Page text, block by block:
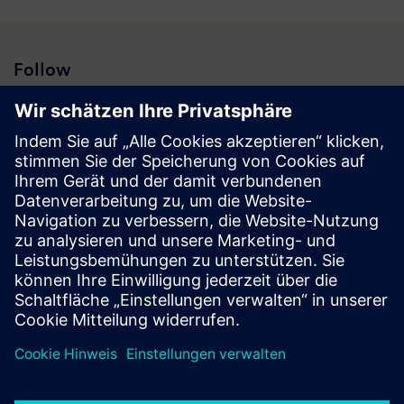
Follow
Presse | Unternehmen | Siemens
© Siemens 1996 – 2026
Impressum
Datenschutz
Cookie Richtlinien
Nutzungsbedingungen